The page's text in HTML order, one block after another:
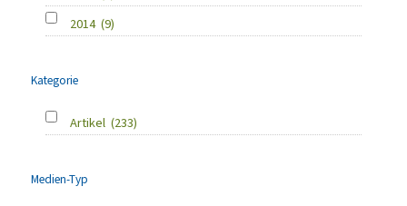
2014 (9)
Kategorie
Artikel (233)
Medien-Typ